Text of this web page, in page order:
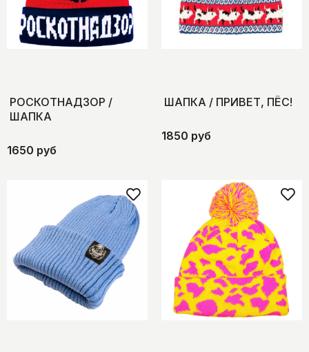
РОСКОТНАДЗОР /
ШАПКА
1650 руб
ШАПКА / ПРИВЕТ, ПЁС!
1850 руб